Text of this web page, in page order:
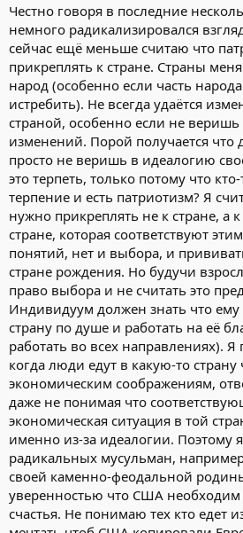
Честно говоря в последние
немного радикализировался
сейчас ещё меньше считаю что
прикреплять к стране. Страны
народ (особенно если часть
истребить). Не всегда удаётся
страной, особенно если не веришь
изменений. Порой получается что
просто не веришь в идеалогию
это терпеть, только потому что кто-
терпение и есть патриотизм? Я
нужно прикреплять не к стране, а
стране, которая соответствуют
понятий, нет и выбора, и
стране рождения. Но будучи
право выбора и не считать это
Индивидуум должен знать что
страну по душе и работать на её
работать во всех направлениях).
когда люди едут в какую-то страну
экономическим соображениям,
даже не понимая что
экономическая ситуация в той
именно из-за идеалогии. Поэтому
радикальных мусульман,
своей каменно-феодальной
уверенностью что США
счастья. Не понимаю тех кто едет